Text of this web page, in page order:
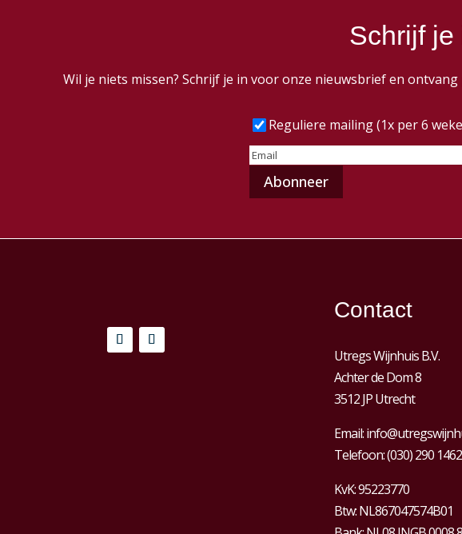
Schrijf je
Wil je niets missen? Schrijf je in voor onze nieuwsbrief en
Frequentie(Vereist)
Reguliere mailing (1x per 6
E-
mailadres(Vereist)
Contact
Utregs Wijnhuis B.V.
Achter de Dom 8
3512 JP Utrecht
Email:
Telefoon:(030) 290 1462
KvK:95223770
Btw:NL867047574B01